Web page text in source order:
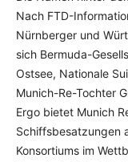
Nach FTD-
Nürnberger und
sich Bermuda-
Ostsee, Nationale
Munich-Re-Tochter
Ergo bietet Munich
Schiffsbesatzungen
Konsortiums im